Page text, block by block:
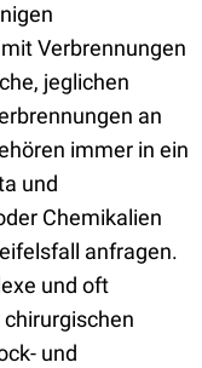
Verbrennungen
jeglichen
an
immer in ein
und
Chemikalien
anfragen.
und oft
und